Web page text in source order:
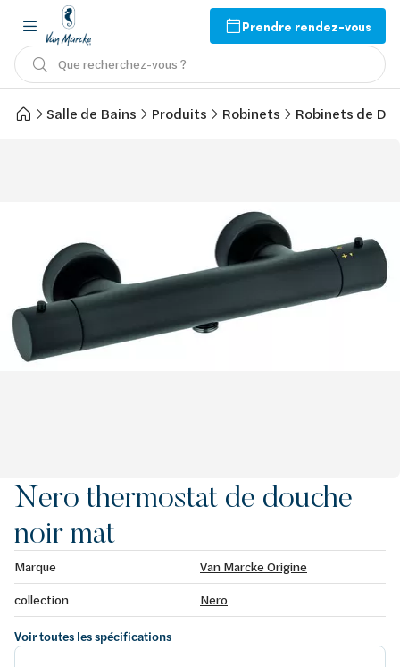
Prendre rendez-vous
Que recherchez-vous ?
Salle de Bains Produits Robinets Robinets de
Nero thermostat de douche
noir mat
Marque
Van Marcke Origine
collection
Nero
Voir toutes les spécifications